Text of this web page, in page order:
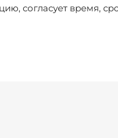
согласует время,